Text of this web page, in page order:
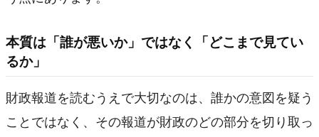
本質は「誰が悪いか」ではなく「どこまで見てい
るか」
財政報道を読むうえで大切なのは、誰かの意図を疑う
ことではなく、その報道が財政のどの部分を切り取っ